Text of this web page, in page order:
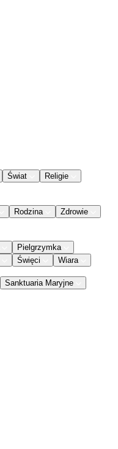
Świat
Religie
Rodzina
Zdrowie
Pielgrzymka
Święci Wiara
Sanktuaria Maryjne